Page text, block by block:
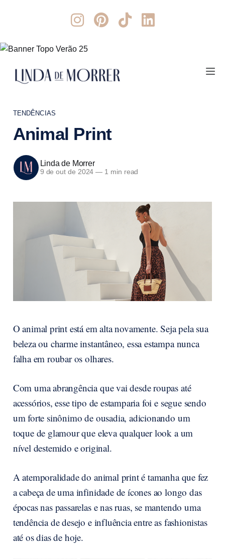
TENDÊNCIAS
Animal Print
Linda de Morrer
9 de out de 2024 — 1 min read
O animal print está em alta novamente. Seja pela sua
beleza ou charme instantâneo, essa estampa nunca
falha em roubar os olhares.
Com uma abrangência que vai desde roupas até
acessórios, esse tipo de estamparia foi e segue sendo
um forte sinônimo de ousadia, adicionando um
toque de glamour que eleva qualquer look a um
nível destemido e original.
A atemporalidade do animal print é tamanha que fez
a cabeça de uma infinidade de ícones ao longo das
épocas nas passarelas e nas ruas, se mantendo uma
tendência de desejo e influência entre as fashionistas
até os dias de hoje.